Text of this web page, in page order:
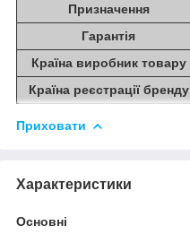
Призначення
Гарантія
Країна виробник товару
Країна реєстрації бренду
Приховати
Характеристики
Основні